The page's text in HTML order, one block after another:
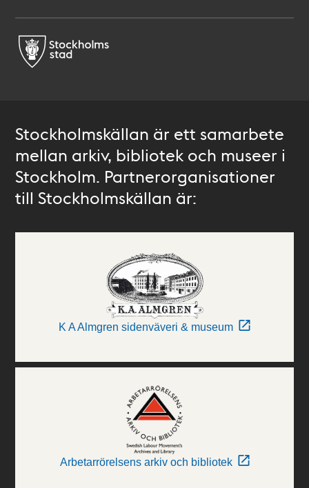
Stockholmskällan är ett samarbete
mellan arkiv, bibliotek och museer i
Stockholm. Partnerorganisationer
till Stockholmskällan är:
K A Almgren sidenväveri & museum
Arbetarrörelsens arkiv och bibliotek